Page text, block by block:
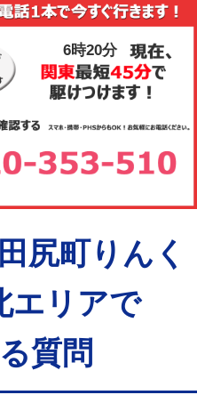
6時20分
尻町りんく
エリアで
質問